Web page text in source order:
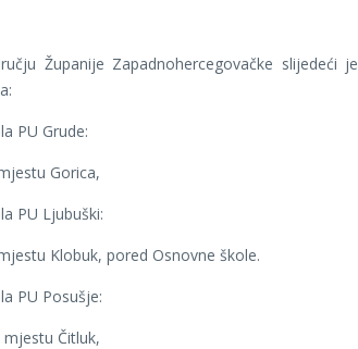
Županije Zapadnohercegovačke slijedeći je
PU Grude:
Gorica,
PU Ljubuški:
Klobuk, pored Osnovne škole.
PU Posušje:
mjestu Čitluk,